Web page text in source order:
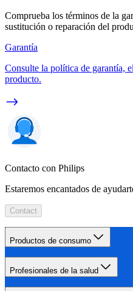
Comprueba los términos de la
sustitución o reparación del
Garantía
Consulte la política de garantía,
producto.
Contacto con Philips
Estaremos encantados de
Contact
Productos de consumo
Profesionales de la salud